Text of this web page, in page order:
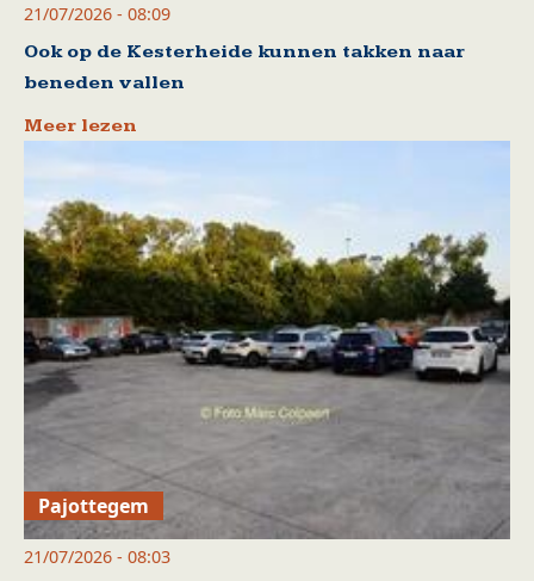
21/07/2026 - 08:09
Ook op de Kesterheide kunnen takken naar
beneden vallen
Meer lezen
Pajottegem
21/07/2026 - 08:03